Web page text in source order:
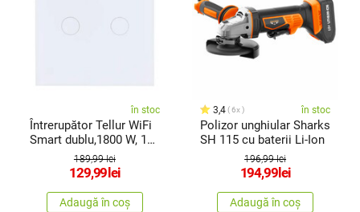
în stoc
Întrerupător Tellur WiFi
Smart dublu,1800 W, 10
189,99 lei
129,99 lei
Adaugă în coș
3,4 6x în stoc
Polizor unghiular Sharks
SH 115 cu baterii Li-Ion
196,99 lei
194,99 lei
Adaugă în coș